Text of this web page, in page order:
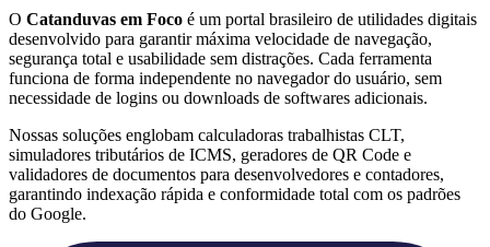
O Catanduvas em Foco é um portal brasileiro de utilidades digitais
desenvolvido para garantir máxima velocidade de navegação,
segurança total e usabilidade sem distrações. Cada ferramenta
funciona de forma independente no navegador do usuário, sem
necessidade de logins ou downloads de softwares adicionais.
Nossas soluções englobam calculadoras trabalhistas CLT,
simuladores tributários de ICMS, geradores de QR Code e
validadores de documentos para desenvolvedores e contadores,
garantindo indexação rápida e conformidade total com os padrões
do Google.